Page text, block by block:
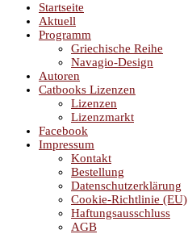
Startseite
Aktuell
Programm
Griechische Reihe
Navagio-Design
Autoren
Catbooks Lizenzen
Lizenzen
Lizenzmarkt
Facebook
Impressum
Kontakt
Bestellung
Datenschutzerklärung
Cookie-Richtlinie (EU)
Haftungsausschluss
AGB